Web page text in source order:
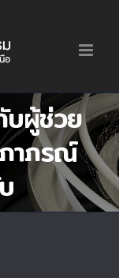
ผู้ช่วย
าภรณ์